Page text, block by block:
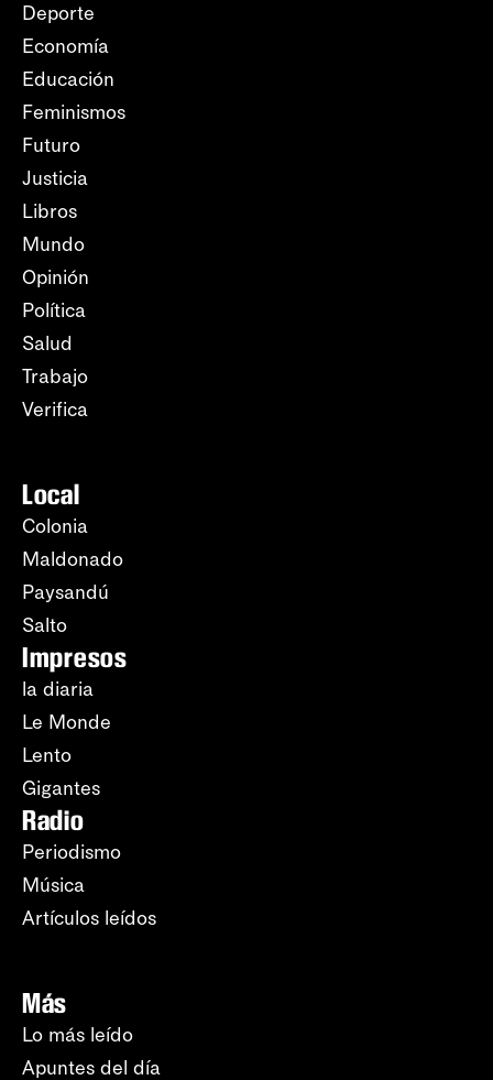
Deporte
Economía
Educación
Feminismos
Futuro
Justicia
Libros
Mundo
Opinión
Política
Salud
Trabajo
Verifica
Local
Colonia
Maldonado
Paysandú
Salto
Impresos
la diaria
Le Monde
Lento
Gigantes
Radio
Periodismo
Música
Artículos leídos
Más
Lo más leído
Apuntes del día